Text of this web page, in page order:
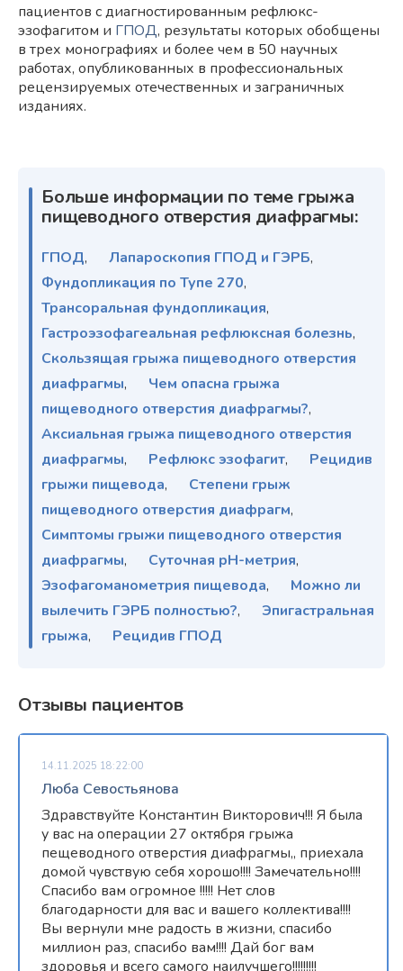
пациентов с диагностированным рефлюкс-
эзофагитом и ГПОД, результаты которых обобщены
в трех монографиях и более чем в 50 научных
работах, опубликованных в профессиональных
рецензируемых отечественных и заграничных
изданиях.
Больше информации по теме грыжа
пищеводного отверстия диафрагмы:
ГПОД, Лапароскопия ГПОД и ГЭРБ,
Фундопликация по Тупе 270,
Трансоральная фундопликация,
Гастроэзофагеальная рефлюксная болезнь,
Скользящая грыжа пищеводного отверстия
диафрагмы,
Чем опасна грыжа
пищеводного отверстия диафрагмы?,
Аксиальная грыжа пищеводного отверстия
диафрагмы, Рефлюкс эзофагит,
Рецидив
грыжи пищевода,
Степени грыж
пищеводного отверстия диафрагм,
Симптомы грыжи пищеводного отверстия
диафрагмы, Суточная pH-метрия,
Эзофагоманометрия пищевода,
Можно ли
вылечить ГЭРБ полностью?,
Эпигастральная
грыжа, Рецидив ГПОД
Отзывы пациентов
14.11.2025 18:22:00
Люба Севостьянова
Здравствуйте Константин Викторович!!! Я была
у вас на операции 27 октября грыжа
пещеводного отверстия диафрагмы,, приехала
домой чувствую себя хорошо!!!! Замечательно!!!!
Спасибо вам огромное !!!!! Нет слов
благодарности для вас и вашего коллектива!!!!
Вы вернули мне радость в жизни, спасибо
миллион раз, спасибо вам!!!! Дай бог вам
здоровья и всего самого наилучшего!!!!!!!!!